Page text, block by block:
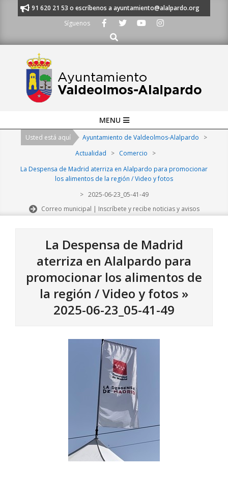
al 91 620 21 53 o escríbenos a ayuntamiento@alalpardo.org
Síguenos
Buscar
Navigation
MENU
Usted está aquí Ayuntamiento de Valdeolmos-Alalpardo
>
Actualidad
> Comercio
>
La Despensa de Madrid aterriza en Alalpardo para promocionar
los alimentos de la región / Video y fotos
> 2025-06-23_05-41-49
Correo municipal | Inscríbete y recibe noticias y avisos
La Despensa de Madrid
aterriza en Alalpardo para
promocionar los alimentos de
la región / Video y fotos »
2025-06-23_05-41-49